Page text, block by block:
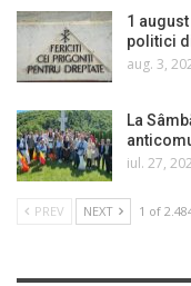
1
politici
aug. 3,
La
iul. 27,
PREV NEXT 1 of